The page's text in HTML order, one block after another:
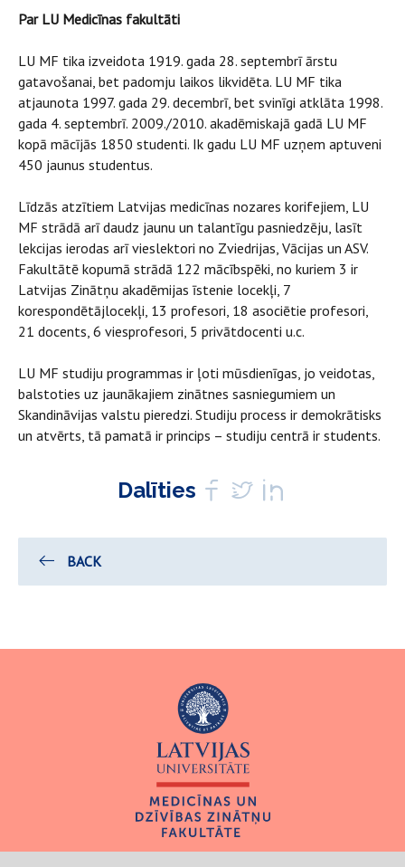
Par LU Medicīnas fakultāti
LU MF tika izveidota 1919. gada 28. septembrī ārstu
gatavošanai, bet padomju laikos likvidēta. LU MF tika
atjaunota 1997. gada 29. decembrī, bet svinīgi atklāta 1998.
gada 4. septembrī. 2009./2010. akadēmiskajā gadā LU MF
kopā mācījās 1850 studenti. Ik gadu LU MF uzņem aptuveni
450 jaunus studentus.
Līdzās atzītiem Latvijas medicīnas nozares korifejiem, LU
MF strādā arī daudz jaunu un talantīgu pasniedzēju, lasīt
lekcijas ierodas arī vieslektori no Zviedrijas, Vācijas un ASV.
Fakultātē kopumā strādā 122 mācībspēki, no kuriem 3 ir
Latvijas Zinātņu akadēmijas īstenie locekļi, 7
korespondētājlocekļi, 13 profesori, 18 asociētie profesori,
21 docents, 6 viesprofesori, 5 privātdocenti u.c.
LU MF studiju programmas ir ļoti mūsdienīgas, jo veidotas,
balstoties uz jaunākajiem zinātnes sasniegumiem un
Skandināvijas valstu pieredzi. Studiju process ir demokrātisks
un atvērts, tā pamatā ir princips – studiju centrā ir students.
Dalīties
BACK